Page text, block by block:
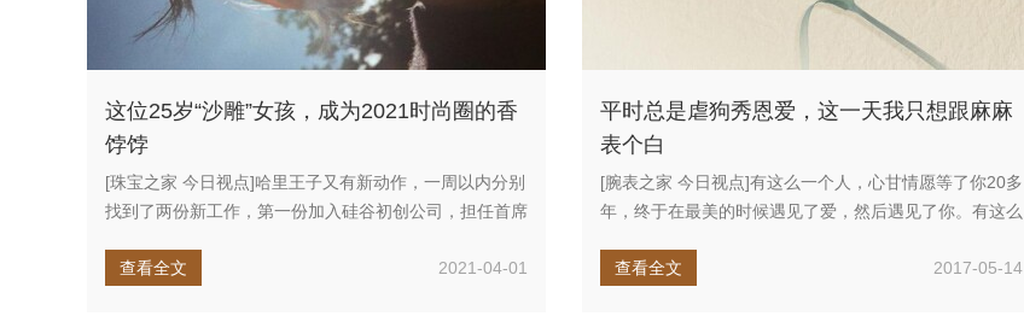
这位25岁“沙雕”女孩，成为2021时尚圈的香
饽饽
[珠宝之家 今日视点]哈里王子又有新动作，一周以内分别
找到了两份新工作，第一份加入硅谷初创公司，担任首席
查看全文
2021-04-01
平时总是虐狗秀恩爱，这一天我只想跟麻麻
表个白
[腕表之家 今日视点]有这么一个人，心甘情愿等了你20多
年，终于在最美的时候遇见了爱，然后遇见了你。有这么
查看全文
2017-05-14